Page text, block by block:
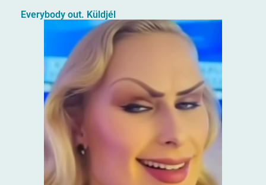
Everybody out. Küldjél